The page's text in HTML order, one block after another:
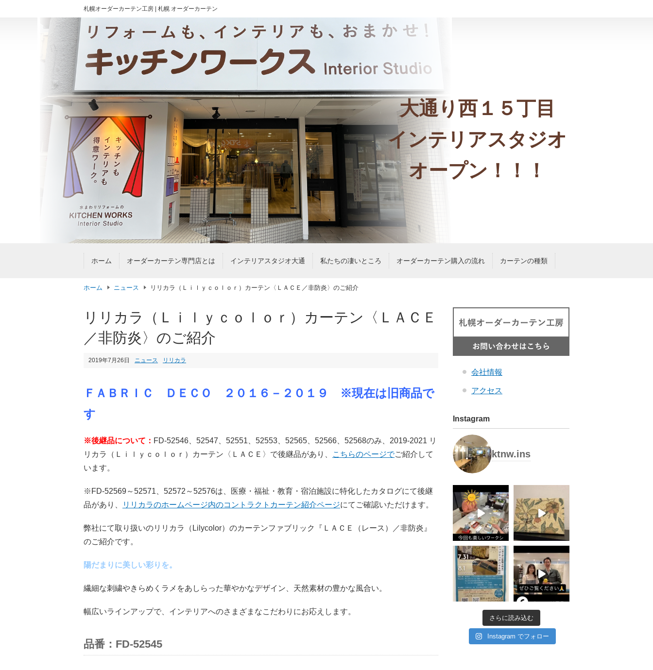
札幌オーダーカーテン工房 | 札幌 オーダーカーテン
大通り西１５丁目
インテリアスタジオ
オープン！！！
ホーム オーダーカーテン専門店とは インテリアスタジオ大通 私たちの凄いところ オーダーカーテン購入の流れ カーテンの種類
ホーム ニュース リリカラ（Ｌｉｌｙｃｏｌｏｒ）カーテン〈ＬＡＣＥ／非防炎〉のご紹介
リリカラ（Ｌｉｌｙｃｏｌｏｒ）カーテン〈ＬＡＣＥ
／非防炎〉のご紹介
2019年7月26日 ニュース リリカラ
ＦＡＢＲＩＣ ＤＥＣＯ ２０１６－２０１９ ※現在は旧商品で
す
※後継品について： FD-52546、52547、52551、52553、52565、52566、52568のみ、2019-2021 リ
リカラ（Ｌｉｌｙｃｏｌｏｒ）カーテン〈ＬＡＣＥ〉で後継品があり、
こちらのページでご紹介して
います。
※FD-52569～52571、52572～52576は、医療・福祉・教育・宿泊施設に特化したカタログにて後継
品があり、
リリカラのホームページ内のコントラクトカーテン紹介ページにてご確認いただけます。
弊社にて取り扱いのリリカラ（Lilycolor）のカーテンファブリック『ＬＡＣＥ（レース）／非防炎』
のご紹介です。
陽だまりに美しい彩りを。
繊細な刺繍やきらめくラメをあしらった華やかなデザイン、天然素材の豊かな風合い。
幅広いラインアップで、インテリアへのさまざまなこだわりにお応えします。
品番：FD-52545
会社情報
アクセス
Instagram
ktnw.ins
さらに読み込む
Instagram でフォロー